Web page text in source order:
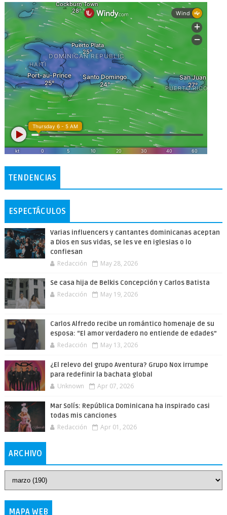
TENDENCIAS
ESPECTÁCULOS
Varias influencers y cantantes dominicanas aceptan
a Dios en sus vidas, se les ve en iglesias o lo
confiesan
Redacción May 28, 2026
Se casa hija de Belkis Concepción y Carlos Batista
Redacción May 19, 2026
Carlos Alfredo recibe un romántico homenaje de su
esposa: “El amor verdadero no entiende de edades”
Redacción May 13, 2026
¿El relevo del grupo Aventura? Grupo Nox irrumpe
para redefinir la bachata global
Unknown Apr 07, 2026
Mar Solís: República Dominicana ha inspirado casi
todas mis canciones
Redacción Apr 01, 2026
ARCHIVO
MAPA WEB